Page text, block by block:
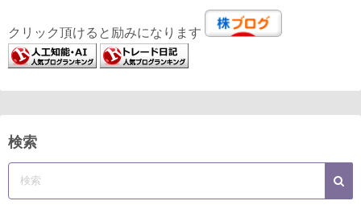
クリック頂けると励みになります
検索